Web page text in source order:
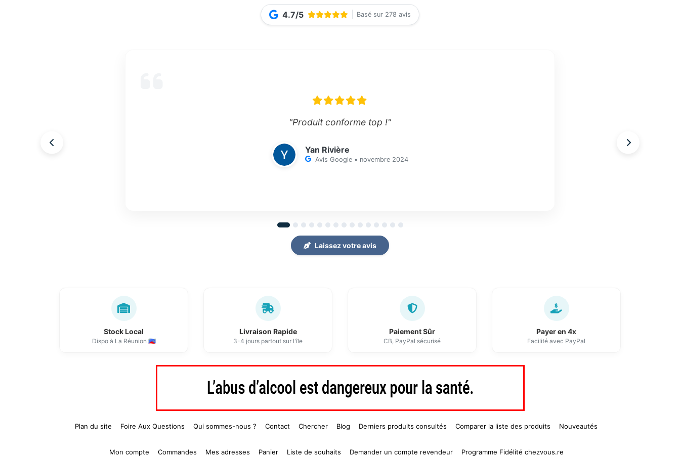
4.7/5 Basé sur 278 avis
"Produit conforme top !"
Yan Rivière
Avis Google • novembre 2024
Laissez votre avis
Stock Local
Dispo à La Réunion 🇷🇪
Livraison Rapide
3-4 jours partout sur l'île
Paiement Sûr
CB, PayPal sécurisé
Payer en 4x
Facilité avec PayPal
Plan du site Foire Aux Questions Qui sommes-nous ? Contact Chercher Blog Derniers produits consultés Comparer la liste des produits Nouveautés
Mon compte Commandes Mes adresses Panier Liste de souhaits Demander un compte revendeur Programme Fidélité chezvous.re